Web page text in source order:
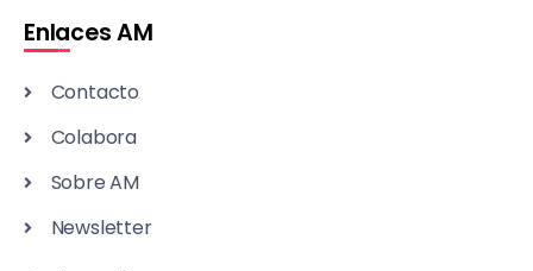
Enlaces AM
Contacto
Colabora
Sobre AM
Newsletter